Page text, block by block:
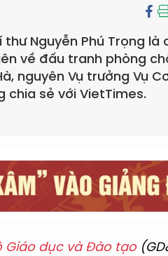
Nguyễn Phú Trọng là
về đấu tranh phòng
nguyên Vụ trưởng Vụ
chia sẻ với VietTimes.
Giáo dục và Đào tạo